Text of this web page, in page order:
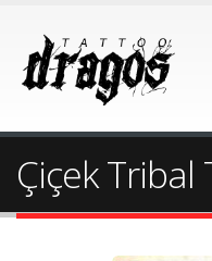
Çiçek Tribal